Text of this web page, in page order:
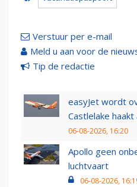
Verstuur per e-mail
Meld u aan voor de
Tip de redactie
easyJet wordt
Castlelake haakt
06-08-2026, 16:20
Apollo geen
luchtvaart
06-08-2026,